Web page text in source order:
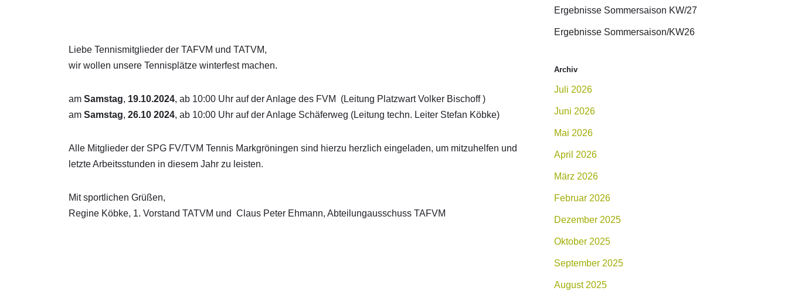
Liebe Tennismitglieder der TAFVM und TATVM,
wir wollen unsere Tennisplätze winterfest machen.
am Samstag, 19.10.2024, ab 10:00 Uhr auf der Anlage des FVM
(Leitung Platzwart Volker Bischoff )
am Samstag, 26.10 2024, ab 10:00 Uhr auf der Anlage Schäferweg (Leitung techn. Leiter Stefan Köbke)
Alle Mitglieder der SPG FV/TVM Tennis Markgröningen sind hierzu herzlich eingeladen, um mitzuhelfen und
letzte Arbeitsstunden in diesem Jahr zu leisten.
Mit sportlichen Grüßen,
Regine Köbke, 1. Vorstand TATVM und Claus Peter Ehmann, Abteilungausschuss TAFVM
Ergebnisse Sommersaison KW/27
Ergebnisse Sommersaison/KW26
Archiv
Juli 2026
Juni 2026
Mai 2026
April 2026
März 2026
Februar 2026
Dezember 2025
Oktober 2025
September 2025
August 2025